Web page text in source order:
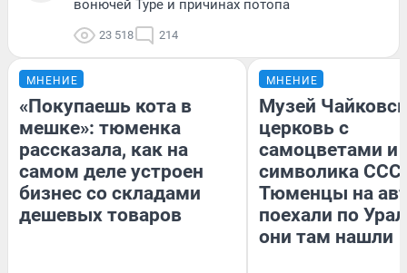
вонючей Туре и причинах потопа
23 518 214
МНЕНИЕ
«Покупаешь кота в
мешке»: тюменка
рассказала, как на
самом деле устроен
бизнес со складами
дешевых товаров
МНЕНИЕ
Музей
церковь с
самоцветами и
символика
Тюменцы на
поехали по
они там нашли